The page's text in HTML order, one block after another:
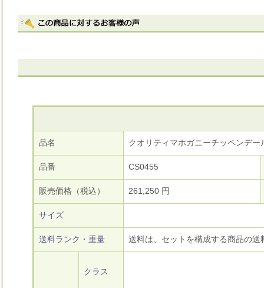
品名 クオリティマホガニーチッペンデー
品番 CS0455
販売価格（税込） 261,250 円
サイズ
送料ランク・重量 送料は、セットを構成する商品の
クラス